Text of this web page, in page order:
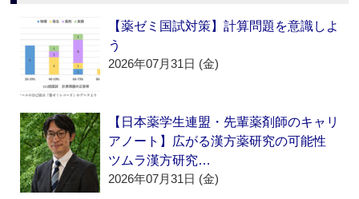
【薬ゼミ国試対策】計算問題を意識しよ
う
2026年07月31日 (金)
【日本薬学生連盟・先輩薬剤師のキャリ
アノート】広がる漢方薬研究の可能性
ツムラ漢方研究…
2026年07月31日 (金)